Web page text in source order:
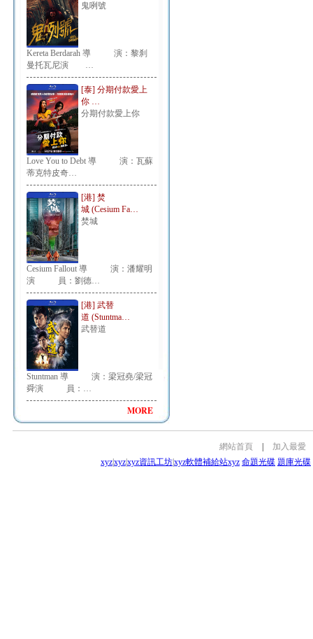
鬼咧號
Kereta Berdarah 導 演：黎刹
曼托瓦尼演 …
[泰] 分期付款愛上
你 …
分期付款愛上你
Love You to Debt 導 演：瓦蘇
蒂克特皮奇…
[港] 焚
城 (Cesium Fa…
焚城
Cesium Fallout 導 演：潘耀明
演 員：劉德…
[港] 武替
道 (Stuntma…
武替道
Stuntman 導 演：梁冠堯/梁冠
舜演 員：…
MORE
網站首頁
加入最愛
xyzxyzxyz資訊工坊xyz軟體補給站xyz 命題光碟 題庫光碟